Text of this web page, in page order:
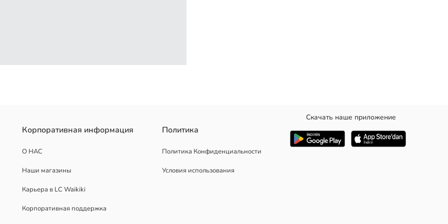
тело благодаря эластичности ткани. Кроме того, боксеры имеют удобный крой, что обеспечивает комфортную носку.
Корпоративная информация
О НАС
Наши магазины
Карьера в LC Waikiki
Корпоративная поддержка
Политика
Политика Конфиденциальности
Условия использования
Скачать наше приложение